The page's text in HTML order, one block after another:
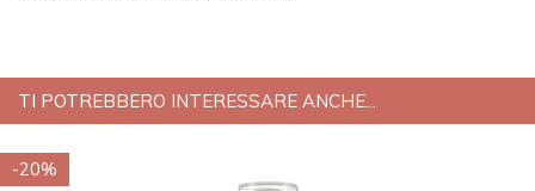
TI POTREBBERO INTERESSARE ANCHE...
-20%